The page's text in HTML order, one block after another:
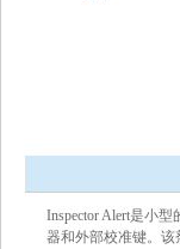
Inspector Alert是小
器和外部校准键。该